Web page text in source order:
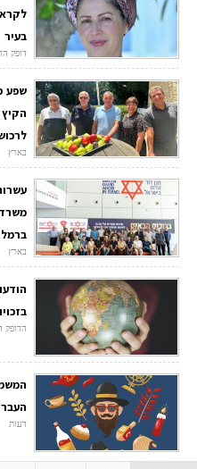
בעיר
דופק
שפע
בארץ
בארץ
הדופק
דעות